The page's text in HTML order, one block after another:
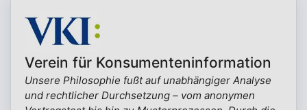
Verein für Konsumenteninformation
Unsere Philosophie fußt auf unabhängiger Analyse
und rechtlicher Durchsetzung – vom anonymen